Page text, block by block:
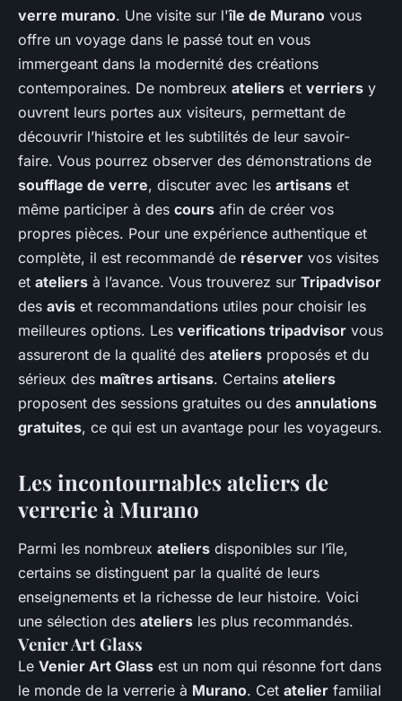
verre murano. Une visite sur l'île de Murano vous
offre un voyage dans le passé tout en vous
immergeant dans la modernité des créations
contemporaines. De nombreux ateliers et verriers y
ouvrent leurs portes aux visiteurs, permettant de
découvrir l’histoire et les subtilités de leur savoir-
faire. Vous pourrez observer des démonstrations de
soufflage de verre, discuter avec les artisans et
même participer à des cours afin de créer vos
propres pièces. Pour une expérience authentique et
complète, il est recommandé de réserver vos visites
et ateliers à l’avance. Vous trouverez sur Tripadvisor
des avis et recommandations utiles pour choisir les
meilleures options. Les verifications tripadvisor vous
assureront de la qualité des ateliers proposés et du
sérieux des maîtres artisans. Certains ateliers
proposent des sessions gratuites ou des annulations
gratuites, ce qui est un avantage pour les voyageurs.
Les incontournables ateliers de
verrerie à Murano
Parmi les nombreux ateliers disponibles sur l’île,
certains se distinguent par la qualité de leurs
enseignements et la richesse de leur histoire. Voici
une sélection des ateliers les plus recommandés.
Venier Art Glass
Le Venier Art Glass est un nom qui résonne fort dans
le monde de la verrerie à Murano. Cet atelier familial